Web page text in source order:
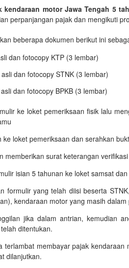
kendaraan motor Jawa Tengah 5
perpanjangan pajak dan mengikuti
beberapa dokumen berikut ini
dan fotocopy KTP (3 lembar)
dan fotocopy STNK (3 lembar)
asli dan fotocopy BPKB (3 lembar)
ke loket pemeriksaan fisik lalu
ke loket pemeriksaan dan serahkan
memberikan surat keterangan
isian 5 tahunan ke loket samsat
formulir yang telah diisi beserta
kendaraan motor yang masih
jika dalam antrian, kemudian
ditentukan.
terlambat membayar pajak
dilanjutkan.